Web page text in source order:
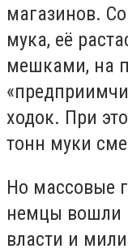
магазинов.
мука, её
мешками, на
ходок. При
тонн муки
Но массовые
немцы вошли
власти и